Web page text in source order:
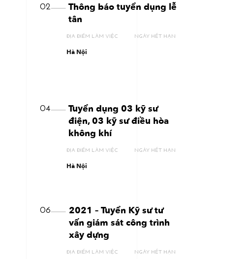
02
Thông báo tuyển dụng lễ
tân
ĐỊA ĐIỂM LÀM VIỆC
Hà Nội
NGÀY HẾT HẠN
04
Tuyển dụng 03 kỹ sư
điện, 03 kỹ sư điều hòa
không khí
ĐỊA ĐIỂM LÀM VIỆC
Hà Nội
NGÀY HẾT HẠN
06
2021 – Tuyển Kỹ sư tư
vấn giám sát công trình
xây dựng
ĐỊA ĐIỂM LÀM VIỆC NGÀY HẾT HẠN